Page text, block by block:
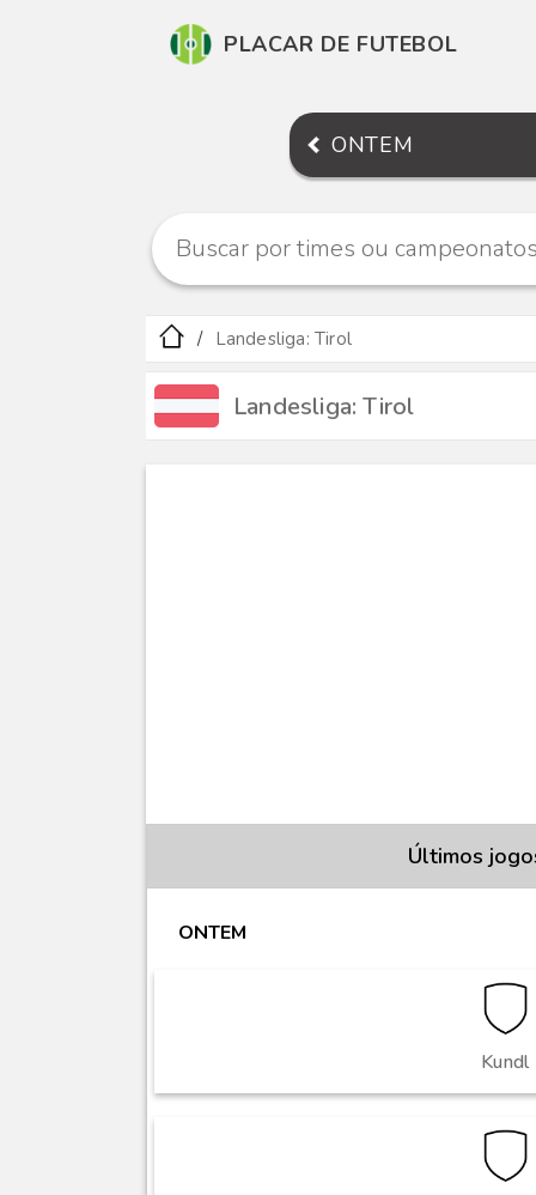
PLACAR DE FUTEBOL
ONTEM
Landesliga: Tirol
Landesliga: Tirol
Últimos
ONTEM
Kundl